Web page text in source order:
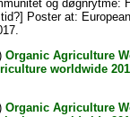
og døgnrytme:
Poster at:
Organic Agriculture
worldwide
Organic Agriculture